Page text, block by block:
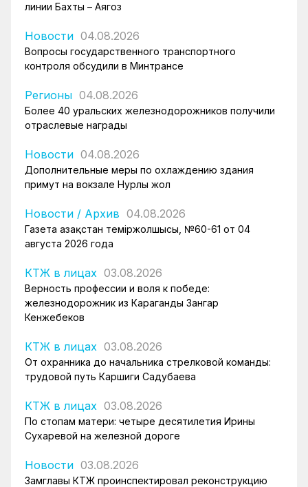
линии Бахты – Аягоз
Новости 04.08.2026
Вопросы государственного транспортного
контроля обсудили в Минтрансе
Регионы 04.08.2026
Более 40 уральских железнодорожников получили
отраслевые награды
Новости 04.08.2026
Дополнительные меры по охлаждению здания
примут на вокзале Нурлы жол
Новости / Архив 04.08.2026
Газета Қазақстан теміржолшысы, №60-61 от 04
августа 2026 года
КТЖ в лицах 03.08.2026
Верность профессии и воля к победе:
железнодорожник из Караганды Зангар
Кенжебеков
КТЖ в лицах 03.08.2026
От охранника до начальника стрелковой команды:
трудовой путь Каршиги Садубаева
КТЖ в лицах 03.08.2026
По стопам матери: четыре десятилетия Ирины
Сухаревой на железной дороге
Новости 03.08.2026
Замглавы КТЖ проинспектировал реконструкцию